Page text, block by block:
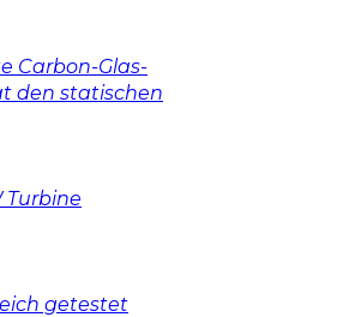
Carbon-Glas-
den statischen
Turbine
getestet